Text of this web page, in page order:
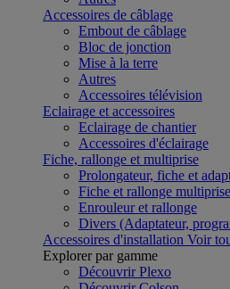
Accessoires de câblage
Embout de câblage
Bloc de jonction
Mise à la terre
Autres
Accessoires télévision
Eclairage et accessoires
Eclairage de chantier
Accessoires d'éclairage
Fiche, rallonge et multiprise
Prolongateur, fiche et
Fiche et rallonge multiprise
Enrouleur et rallonge
Divers (Adaptateur,
Accessoires d'installation Voir
Explorer par gamme
Découvrir Plexo